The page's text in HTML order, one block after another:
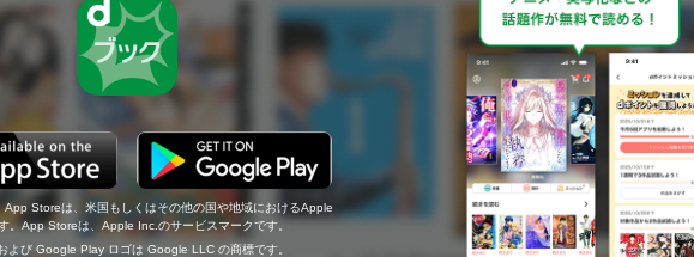
App Storeは、米国もしくはその他の国や地域におけるApple
。App Storeは、Apple Inc.のサービスマークです。
よび Google Play ロゴは Google LLC の商標です。